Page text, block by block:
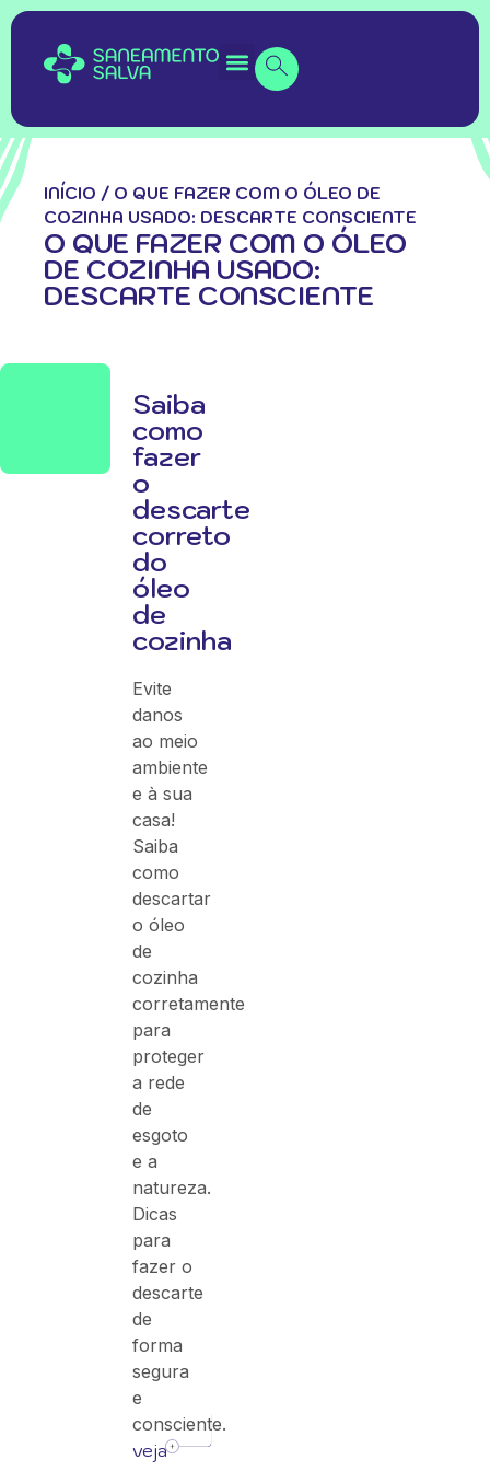
INÍCIO / O QUE FAZER COM O ÓLEO DE
COZINHA USADO: DESCARTE CONSCIENTE
O QUE FAZER COM O ÓLEO
DE COZINHA USADO:
DESCARTE CONSCIENTE
Saiba
como
fazer
o
descarte
correto
do
óleo
de
cozinha
Evite
danos
ao meio
ambiente
e à sua
casa!
Saiba
como
descartar
o óleo
de
cozinha
corretamente
para
proteger
a rede
de
esgoto
e a
natureza.
Dicas
para
fazer o
descarte
de
forma
segura
e
consciente.
veja